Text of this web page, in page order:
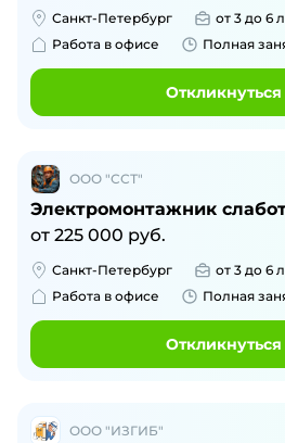
Санкт-Петербург
от 3 до 6
Работа в офисе
Полная
Откликнуться
ООО "ССТ"
Электромонтажник
от 225 000 руб.
Санкт-Петербург
от 3 до 6
Работа в офисе
Полная
Откликнуться
ООО "ИЗГИБ"